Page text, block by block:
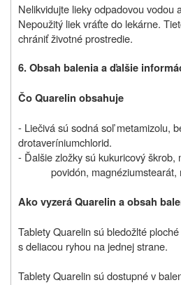
Nelikvidujte lieky odpadovou vodou
Nepoužitý liek vráťte do lekárne.
chrániť životné prostredie.
6. Obsah balenia a ďalšie
Čo Quarelin obsahuje
- Liečivá sú sodná soľ metamizolu,
drotaveríniumchlorid.
- Ďalšie zložky sú kukuricový škrob,
povidón, magnéziumstearát,
Ako vyzerá Quarelin a obsah
Tablety Quarelin sú bledožlté
s deliacou ryhou na jednej strane.
Tablety Quarelin sú dostupné v